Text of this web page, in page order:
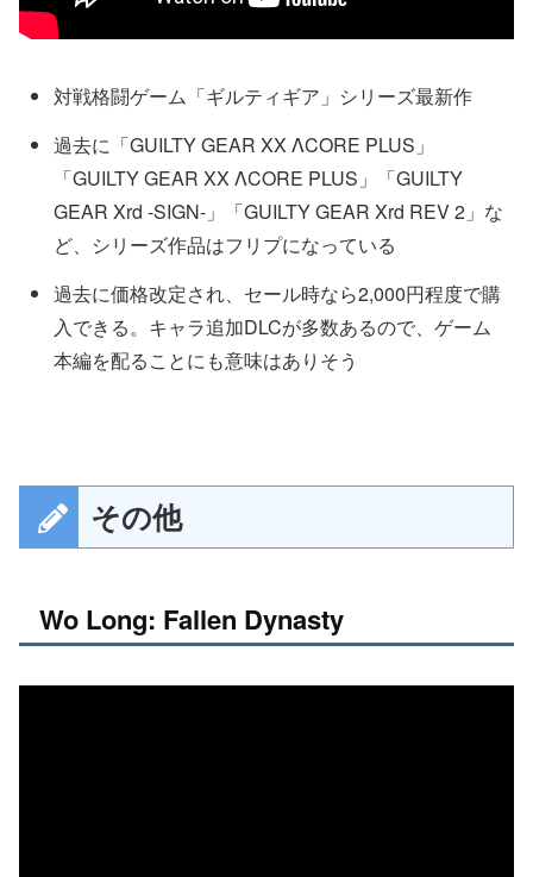
対戦格闘ゲーム「ギルティギア」シリーズ最新作
過去に「GUILTY GEAR XX ΛCORE PLUS」
「GUILTY GEAR XX ΛCORE PLUS」「GUILTY
GEAR Xrd -SIGN-」「GUILTY GEAR Xrd REV 2」な
ど、シリーズ作品はフリプになっている
過去に価格改定され、セール時なら2,000円程度で購
入できる。キャラ追加DLCが多数あるので、ゲーム
本編を配ることにも意味はありそう
その他
Wo Long: Fallen Dynasty